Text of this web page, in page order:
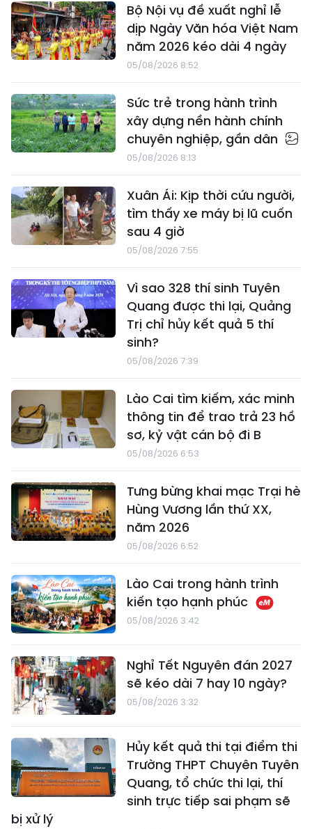
Bộ Nội vụ đề xuất nghỉ lễ
dịp Ngày Văn hóa Việt Nam
năm 2026 kéo dài 4 ngày
05/08/2026 8:52
Sức trẻ trong hành trình
xây dựng nền hành chính
chuyên nghiệp, gần dân
05/08/2026 8:13
Xuân Ái: Kịp thời cứu người,
tìm thấy xe máy bị lũ cuốn
sau 4 giờ
05/08/2026 7:55
Vì sao 328 thí sinh Tuyên
Quang được thi lại, Quảng
Trị chỉ hủy kết quả 5 thí
sinh?
05/08/2026 7:39
Lào Cai tìm kiếm, xác minh
thông tin để trao trả 23 hồ
sơ, kỷ vật cán bộ đi B
05/08/2026 6:53
Tưng bừng khai mạc Trại hè
Hùng Vương lần thứ XX,
năm 2026
05/08/2026 6:52
Lào Cai trong hành trình
kiến tạo hạnh phúc
05/08/2026 3:42
Nghỉ Tết Nguyên đán 2027
sẽ kéo dài 7 hay 10 ngày?
05/08/2026 3:32
Hủy kết quả thi tại điểm thi
Trường THPT Chuyên Tuyên
Quang, tổ chức thi lại, thí
sinh trực tiếp sai phạm sẽ
bị xử lý